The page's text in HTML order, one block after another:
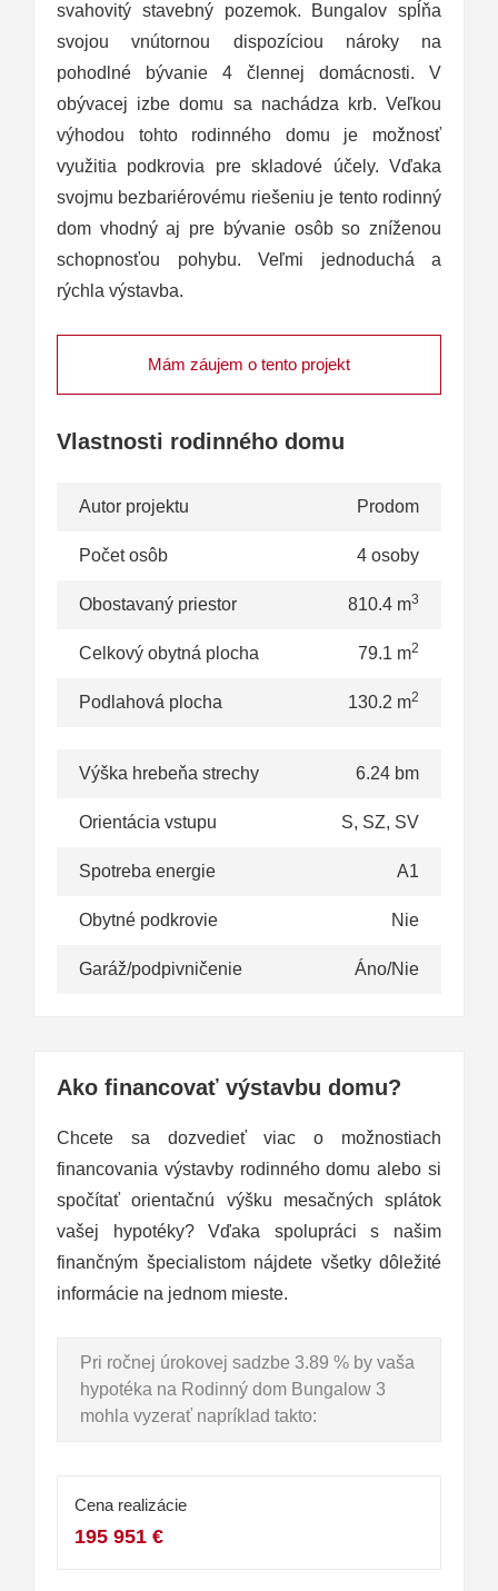
svahovitý stavebný pozemok. Bungalov spĺňa
svojou vnútornou dispozíciou nároky na
pohodlné bývanie 4 člennej domácnosti. V
obývacej izbe domu sa nachádza krb. Veľkou
výhodou tohto rodinného domu je možnosť
využitia podkrovia pre skladové účely. Vďaka
svojmu bezbariérovému riešeniu je tento rodinný
dom vhodný aj pre bývanie osôb so zníženou
schopnosťou pohybu. Veľmi jednoduchá a
rýchla výstavba.
Mám záujem o tento projekt
Vlastnosti rodinného domu
Autor projektu Prodom
Počet osôb 4 osoby
Obostavaný priestor 810.4 m3
Celkový obytná plocha 79.1 m2
Podlahová plocha 130.2 m2
Výška hrebeňa strechy 6.24 bm
Orientácia vstupu S, SZ, SV
Spotreba energie A1
Obytné podkrovie Nie
Garáž/podpivničenie Áno/Nie
Ako financovať výstavbu domu?
Chcete sa dozvedieť viac o možnostiach
financovania výstavby rodinného domu alebo si
spočítať orientačnú výšku mesačných splátok
vašej hypotéky? Vďaka spolupráci s našim
finančným špecialistom nájdete všetky dôležité
informácie na jednom mieste.
Pri ročnej úrokovej sadzbe 3.89 % by vaša
hypotéka na Rodinný dom Bungalow 3
mohla vyzerať napríklad takto:
Cena realizácie
195 951 €